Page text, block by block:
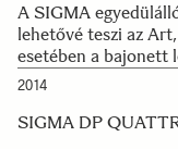
A SIGMA
lehetővé teszi az
esetében a bajonett
2014
SIGMA DP